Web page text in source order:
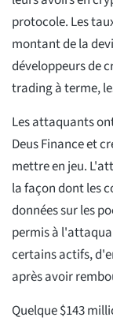
protocole. Les
montant de la
développeurs de
trading à terme,
Les attaquants
Deus Finance et
mettre en jeu.
la façon dont les
données sur les
permis à
certains actifs,
après avoir
Quelque $143